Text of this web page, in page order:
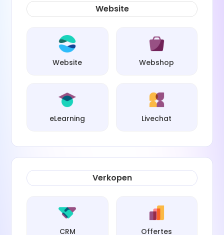
Website
Website Webshop
eLearning Livechat
Verkopen
CRM Offertes